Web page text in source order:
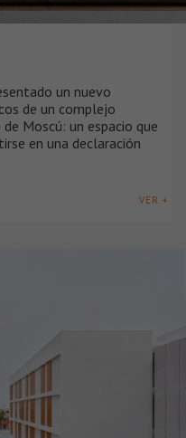
un nuevo
de un complejo
Moscú: un espacio que
en una declaración
VER +